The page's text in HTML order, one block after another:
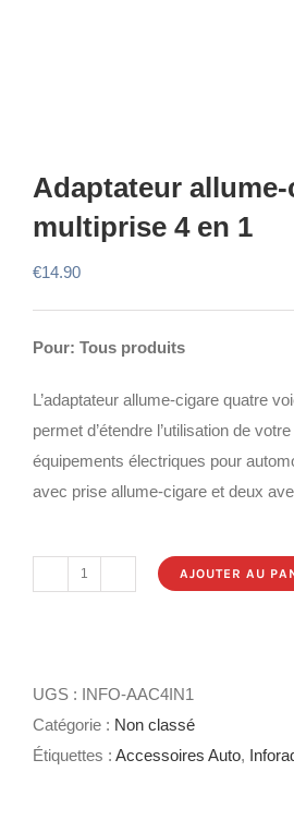
Adaptateur
multiprise 4 en 1
€14.90
Pour: Tous produits
L’adaptateur allume-cigare quatre
permet d’étendre l’utilisation de
équipements électriques pour
avec prise allume-cigare et deux
quantité
AJOUTER AU
UGS : INFO-AAC4IN1
Catégorie : Non classé
Étiquettes : Accessoires Auto,